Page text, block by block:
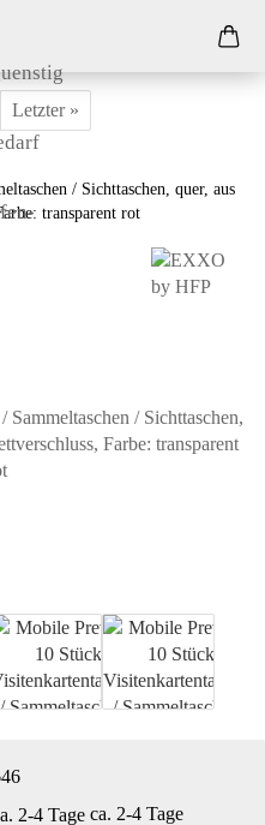
Letzter »
/ Sichttaschen, quer, aus
transparent rot
ca. 2-4 Tage